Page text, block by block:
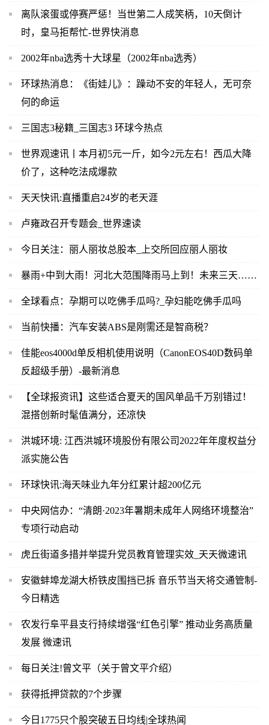
离队滚蛋或停赛严惩！当世第二人成笑柄，10天倒计
时，皇马拒帮忙-世界快消息
2002年nba选秀十大球星（2002年nba选秀）
环球热消息：《街娃儿》：躁动不安的年轻人，无可奈
何的命运
三国志3秘籍_三国志3 环球今热点
世界观速讯丨本月初5元一斤，如今2元左右！西瓜大降
价了，这种吃法成爆款
天天快讯:直播重启24岁的老天涯
卢雍政召开专题会_世界速读
今日关注：丽人丽妆总股本_上交所回应丽人丽妆
暴雨+中到大雨！河北大范围降雨马上到！未来三天……
全球看点：孕期可以吃佛手瓜吗?_孕妇能吃佛手瓜吗
当前快播：汽车安装ABS是刚需还是智商税？
佳能eos4000d单反相机使用说明（CanonEOS40D数码单
反超级手册）-最新消息
【全球报资讯】这些适合夏天的国风单品千万别错过！
混搭创新时髦值满分，还凉快
洪城环境: 江西洪城环境股份有限公司2022年年度权益分
派实施公告
环球快讯:海天味业九年分红累计超200亿元
中央网信办：“清朗·2023年暑期未成年人网络环境整治”
专项行动启动
虎丘街道多措并举提升党员教育管理实效_天天微速讯
安徽蚌埠龙湖大桥铁皮围挡已拆 音乐节当天将交通管制-
今日精选
农发行阜平县支行持续增强“红色引擎” 推动业务高质量
发展 微速讯
每日关注!曾文平（关于曾文平介绍）
获得抵押贷款的7个步骤
今日1775只个股突破五日均线|全球热闻